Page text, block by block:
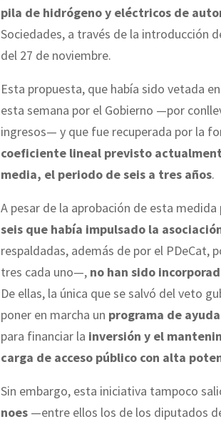
pila de hidrógeno y eléctricos de
Sociedades, a través de la introducción
del 27 de noviembre.
Esta propuesta, que había sido vetada
esta semana por el Gobierno —por
ingresos— y que fue recuperada por la
coeficiente lineal previsto
media, el periodo de seis a tres años.
A pesar de la aprobación de esta
seis que había impulsado la
respaldadas, además de por el PDeCat,
tres cada uno—, no han sido
De ellas, la única que se salvó del veto
poner en marcha un programa de
para financiar la inversión y el
carga de acceso público con alta
Sin embargo, esta iniciativa tampoco
noes —entre ellos los de los diputados